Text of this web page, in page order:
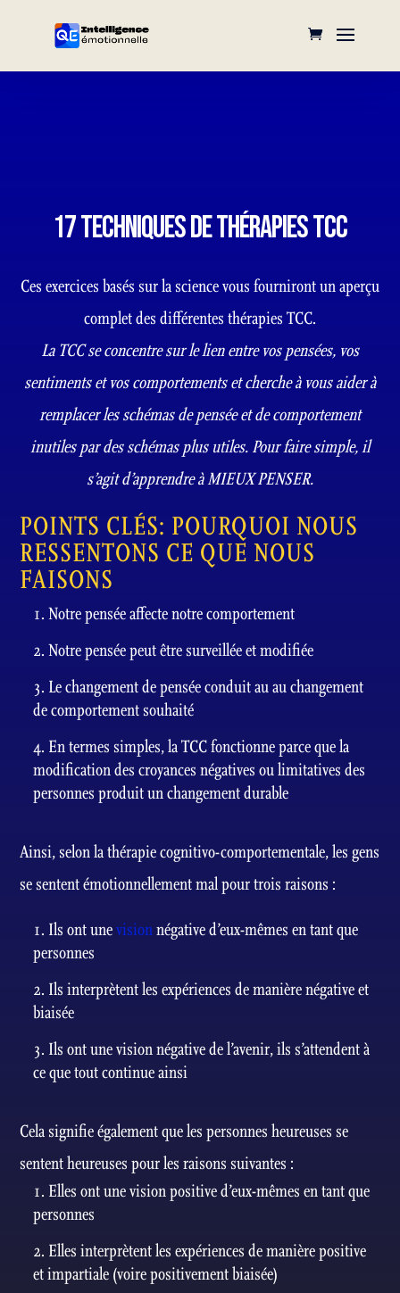
17 TECHNIQUES DE THÉRAPIES TCC
Ces exercices basés sur la science vous fourniront un aperçu
complet des différentes thérapies TCC.
La TCC se concentre sur le lien entre vos pensées, vos
sentiments et vos comportements et cherche à vous aider à
remplacer les schémas de pensée et de comportement
inutiles par des schémas plus utiles. Pour faire simple, il
s’agit d’apprendre à MIEUX PENSER.
POINTS CLÉS: POURQUOI NOUS
RESSENTONS CE QUE NOUS
FAISONS
Notre pensée affecte notre comportement
Notre pensée peut être surveillée et modifiée
Le changement de pensée conduit au au changement
de comportement souhaité
En termes simples, la TCC fonctionne parce que la
modification des croyances négatives ou limitatives des
personnes produit un changement durable
Ainsi, selon la thérapie cognitivo-comportementale, les gens
se sentent émotionnellement mal pour trois raisons :
Ils ont unevisionnégative d’eux-mêmes en tant que
personnes
Ils interprètent les expériences de manière négative et
biaisée
Ils ont une vision négative de l’avenir, ils s’attendent à
ce que tout continue ainsi
Cela signifie également que les personnes heureuses se
sentent heureuses pour les raisons suivantes :
Elles ont une vision positive d’eux-mêmes en tant que
personnes
Elles interprètent les expériences de manière positive
et impartiale (voire positivement biaisée)